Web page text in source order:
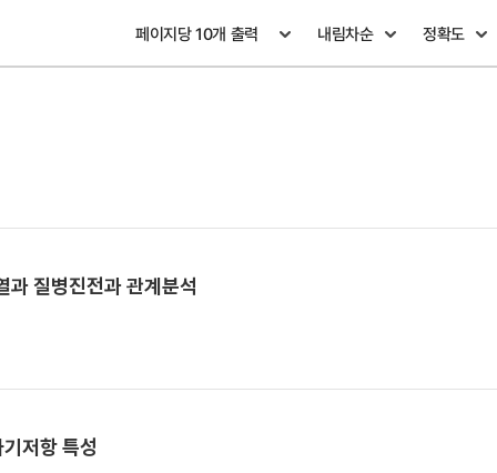
질병진전과 관계분석
저항 특성